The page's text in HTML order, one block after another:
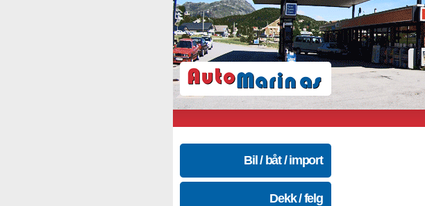
Bil / båt / import
Dekk / felg